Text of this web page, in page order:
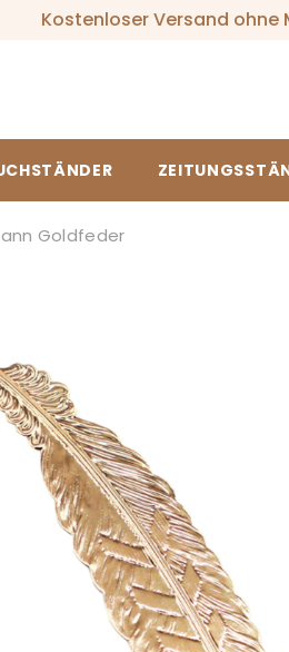
Kostenloser Versand
Goldfeder